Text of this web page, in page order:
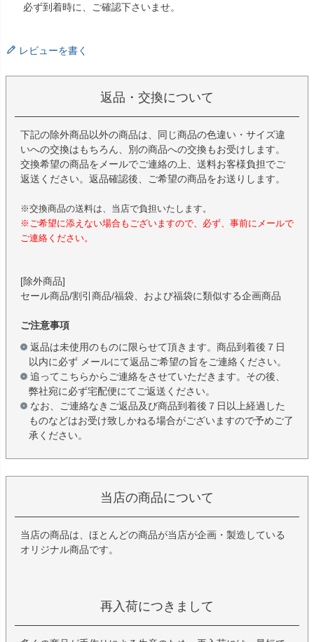
必ず到着時に、ご確認下さいませ。
レビューを書く
返品・交換について
下記の除外商品以外の商品は、同じ商品の色違い・サイズ違
いへの交換はもちろん、別の商品への交換もお受けします。
交換希望の商品をメールでご連絡の上、送料お客様負担でご
返送ください。返品確認後、ご希望の商品をお送りします。
※交換商品の送料は、当店で負担いたします。
※ご希望に添えない場合もございますので、必ず、事前にメールで
ご連絡ください。
[除外商品]
セール商品/割引商品/福袋、および福袋に類似する企画商品
ご注意事項
返品は未使用のものに限らせて頂きます。商品到着後７日
以内に必ず メールにて返品ご希望の旨をご連絡ください。
追ってこちらからご連絡をさせていただきます。その後、
弊社宛に必ず宅配便にてご返送ください。
なお、ご連絡なきご返品及び商品到着後７日以上経過した
ものなどはお受け致しかねる場合がございますので予めご了
承ください。
当店の商品について
当店の商品は、ほとんどの商品が当店が企画・製造している
オリジナル商品です。
再入荷につきまして